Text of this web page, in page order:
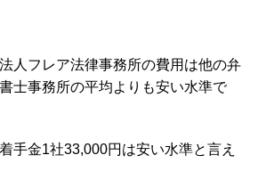
人フレア法律事務所の費用は他の弁
士事務所の平均よりも安い水準で
手金1社33,000円は安い水準と言え